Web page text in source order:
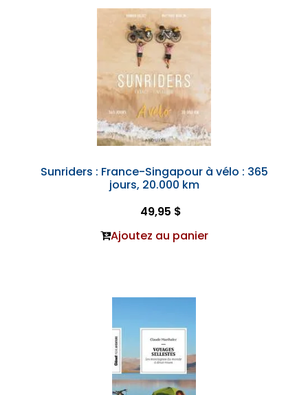
Sunriders : France-Singapour à vélo : 365
jours, 20.000 km
49,95 $
Ajoutez au panier